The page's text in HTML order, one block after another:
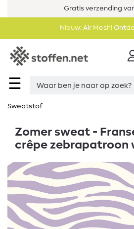
Gratis verzending
Nieuw: Air Mesh!
☰
Sweatstof
Zomer sweat -
crêpe zebrapatroon